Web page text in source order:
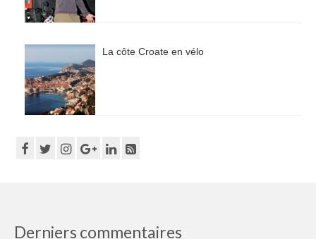
La côte Croate en vélo
Derniers commentaires